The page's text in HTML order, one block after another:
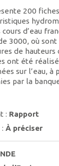
200
d’eau
3000, où
de hauteurs
ont été
sur l’eau,
par la
: Rapport
:À préciser